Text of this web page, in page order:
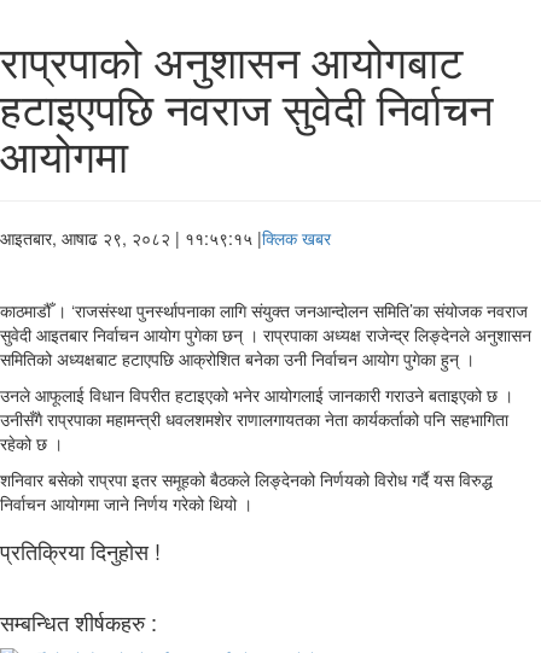
राप्रपाको अनुशासन आयोगबाट
हटाइएपछि नवराज सुवेदी निर्वाचन
आयोगमा
आइतबार, आषाढ २९, २०८२ | ११:५९:१५ |क्लिक खबर
काठमाडौँ । ‘राजसंस्था पुनर्स्थापनाका लागि संयुक्त जनआन्दोलन समिति’का संयोजक नवराज
सुवेदी आइतबार निर्वाचन आयोग पुगेका छन् । राप्रपाका अध्यक्ष राजेन्द्र लिङ्देनले अनुशासन
समितिको अध्यक्षबाट हटाएपछि आक्रोशित बनेका उनी निर्वाचन आयोग पुगेका हुन् ।
उनले आफूलाई विधान विपरीत हटाइएको भनेर आयोगलाई जानकारी गराउने बताइएको छ ।
उनीसँगै राप्रपाका महामन्त्री धवलशमशेर राणालगायतका नेता कार्यकर्ताको पनि सहभागिता
रहेको छ ।
शनिवार बसेको राप्रपा इतर समूहको बैठकले लिङ्देनको निर्णयको विरोध गर्दै यस विरुद्ध
निर्वाचन आयोगमा जाने निर्णय गरेको थियो ।
प्रतिक्रिया दिनुहोस !
सम्बन्धित शीर्षकहरु :